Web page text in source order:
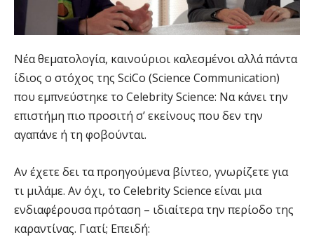
Νέα θεματολογία, καινούριοι καλεσμένοι αλλά πάντα
ίδιος ο στόχος της SciCo (Science Communication)
που εμπνεύστηκε το Celebrity Science: Να κάνει την
επιστήμη πιο προσιτή σ’ εκείνους που δεν την
αγαπάνε ή τη φοβούνται.
Αν έχετε δει τα προηγούμενα βίντεο, γνωρίζετε για
τι μιλάμε. Αν όχι, το Celebrity Science είναι μια
ενδιαφέρουσα πρόταση – ιδιαίτερα την περίοδο της
καραντίνας. Γιατί; Επειδή: